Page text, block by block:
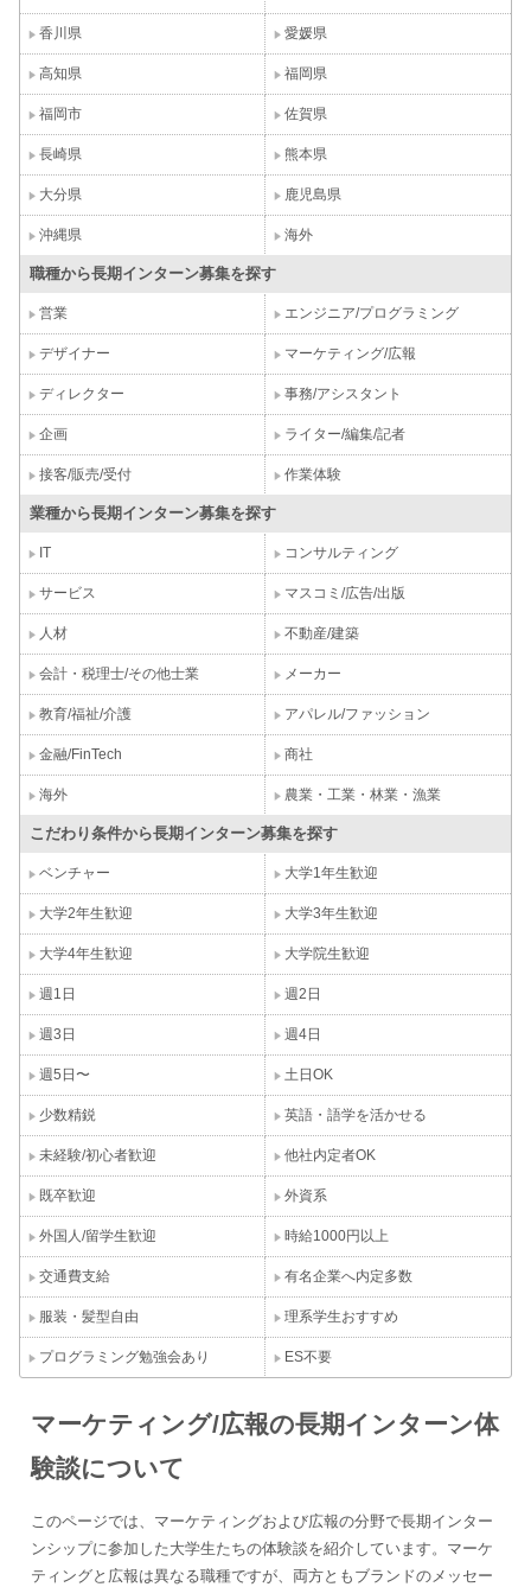
香川県 愛媛県
高知県 福岡県
福岡市 佐賀県
長崎県 熊本県
大分県 鹿児島県
沖縄県 海外
職種から長期インターン募集を探す
営業 エンジニア/プログラミング
デザイナー マーケティング/広報
ディレクター 事務/アシスタント
企画 ライター/編集/記者
接客/販売/受付 作業体験
業種から長期インターン募集を探す
IT コンサルティング
サービス マスコミ/広告/出版
人材 不動産/建築
会計・税理士/その他士業 メーカー
教育/福祉/介護 アパレル/ファッション
金融/FinTech 商社
海外 農業・工業・林業・漁業
こだわり条件から長期インターン募集を探す
ベンチャー 大学1年生歓迎
大学2年生歓迎 大学3年生歓迎
大学4年生歓迎 大学院生歓迎
週1日 週2日
週3日 週4日
週5日〜 土日OK
少数精鋭 英語・語学を活かせる
未経験/初心者歓迎 他社内定者OK
既卒歓迎 外資系
外国人/留学生歓迎 時給1000円以上
交通費支給 有名企業へ内定多数
服装・髪型自由 理系学生おすすめ
プログラミング勉強会あり ES不要
マーケティング/広報の長期インターン体
験談について
このページでは、マーケティングおよび広報の分野で長期インター
ンシップに参加した大学生たちの体験談を紹介しています。マーケ
ティングと広報は異なる職種ですが、両方ともブランドのメッセー